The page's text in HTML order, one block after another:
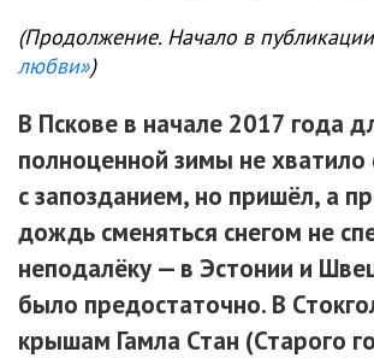
(Продолжение. Начало в публикации
любви»)
В Пскове в начале 2017 года
полноценной зимы не хватило
с запозданием, но пришёл, а
дождь сменяться снегом не
неподалёку — в Эстонии и
было предостаточно. В
крышам Гамла Стан (Старого